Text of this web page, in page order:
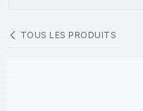
TOUS LES PRODUITS